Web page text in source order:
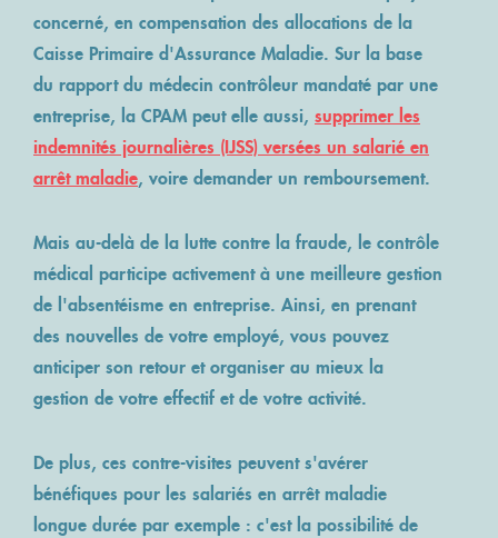
concerné, en compensation des allocations de la
Caisse Primaire d'Assurance Maladie. Sur la base
du rapport du médecin contrôleur mandaté par une
entreprise, la CPAM peut elle aussi, supprimer les
indemnités journalières (IJSS) versées un salarié en
arrêt maladie, voire demander un remboursement.
Mais au-delà de la lutte contre la fraude, le contrôle
médical participe activement à une meilleure gestion
de l'absentéisme en entreprise. Ainsi, en prenant
des nouvelles de votre employé, vous pouvez
anticiper son retour et organiser au mieux la
gestion de votre effectif et de votre activité.
De plus, ces contre-visites peuvent s'avérer
bénéfiques pour les salariés en arrêt maladie
longue durée par exemple : c'est la possibilité de